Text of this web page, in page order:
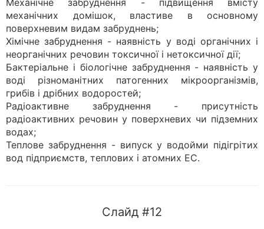
Механічне забруднення - підвищення вмісту
механічних домішок, властиве в основному
поверхневим видам забруднень;
Хімічне забруднення - наявність у воді органічних і
неорганічних речовин токсичної і нетоксичної дії;
Бактеріальне і біологічне забруднення - наявність у
воді різноманітних патогенних мікроорганізмів,
грибів і дрібних водоростей;
Радіоактивне забруднення - присутність
радіоактивних речовин у поверхневих чи підземних
водах;
Теплове забруднення - випуск у водойми підігрітих
вод підприємств, теплових і атомних ЕС.
Слайд #12